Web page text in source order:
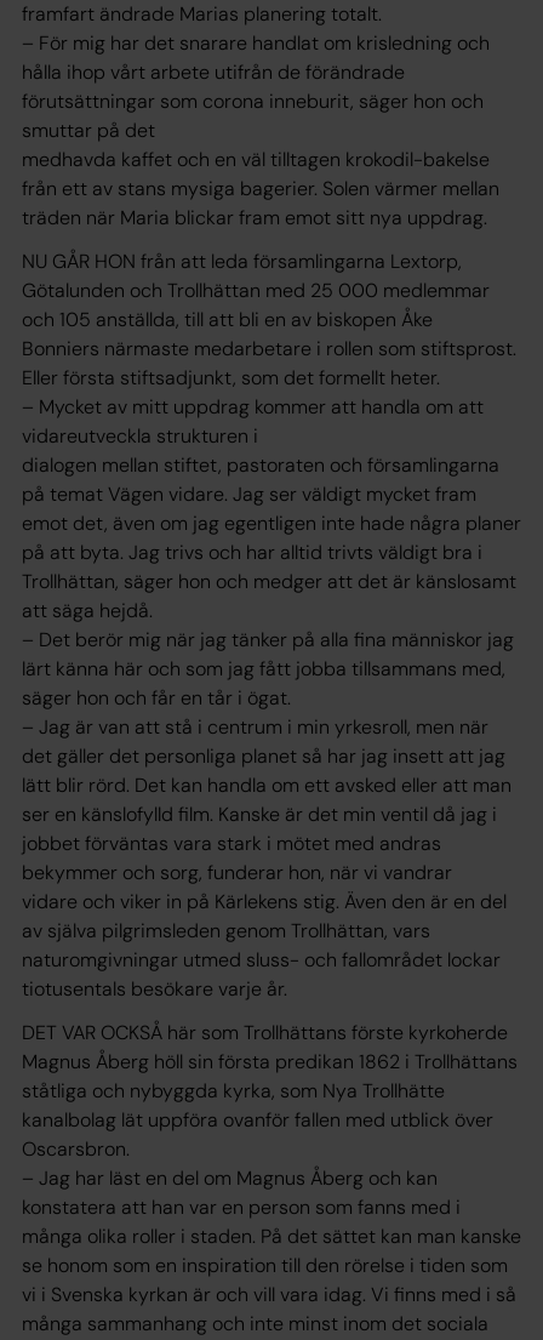
framfart ändrade Marias planering totalt.
– För mig har det snarare handlat om krisledning och
hålla ihop vårt arbete utifrån de förändrade
förutsättningar som corona inneburit, säger hon och
smuttar på det
medhavda kaffet och en väl tilltagen krokodil-bakelse
från ett av stans mysiga bagerier. Solen värmer mellan
träden när Maria blickar fram emot sitt nya uppdrag.
NU GÅR HON från att leda församlingarna Lextorp,
Götalunden och Trollhättan med 25 000 medlemmar
och 105 anställda, till att bli en av biskopen Åke
Bonniers närmaste medarbetare i rollen som stiftsprost.
Eller första stiftsadjunkt, som det formellt heter.
– Mycket av mitt uppdrag kommer att handla om att
vidareutveckla strukturen i
dialogen mellan stiftet, pastoraten och församlingarna
på temat Vägen vidare. Jag ser väldigt mycket fram
emot det, även om jag egentligen inte hade några planer
på att byta. Jag trivs och har alltid trivts väldigt bra i
Trollhättan, säger hon och medger att det är känslosamt
att säga hejdå.
– Det berör mig när jag tänker på alla fina människor jag
lärt känna här och som jag fått jobba tillsammans med,
säger hon och får en tår i ögat.
– Jag är van att stå i centrum i min yrkesroll, men när
det gäller det personliga planet så har jag insett att jag
lätt blir rörd. Det kan handla om ett avsked eller att man
ser en känslofylld film. Kanske är det min ventil då jag i
jobbet förväntas vara stark i mötet med andras
bekymmer och sorg, funderar hon, när vi vandrar
vidare och viker in på Kärlekens stig. Även den är en del
av själva pilgrimsleden genom Trollhättan, vars
naturomgivningar utmed sluss- och fallområdet lockar
tiotusentals besökare varje år.
DET VAR OCKSÅ här som Trollhättans förste kyrkoherde
Magnus Åberg höll sin första predikan 1862 i Trollhättans
ståtliga och nybyggda kyrka, som Nya Trollhätte
kanalbolag lät uppföra ovanför fallen med utblick över
Oscarsbron.
– Jag har läst en del om Magnus Åberg och kan
konstatera att han var en person som fanns med i
många olika roller i staden. På det sättet kan man kanske
se honom som en inspiration till den rörelse i tiden som
vi i Svenska kyrkan är och vill vara idag. Vi finns med i så
många sammanhang och inte minst inom det sociala